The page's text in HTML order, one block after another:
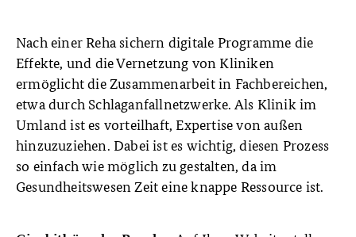
Nach einer Reha sichern digitale Programme die
Effekte, und die Vernetzung von Kliniken
ermöglicht die Zusammenarbeit in Fachbereichen,
etwa durch Schlaganfallnetzwerke. Als Klinik im
Umland ist es vorteilhaft, Expertise von außen
hinzuzuziehen. Dabei ist es wichtig, diesen Prozess
so einfach wie möglich zu gestalten, da im
Gesundheitswesen Zeit eine knappe Ressource ist.